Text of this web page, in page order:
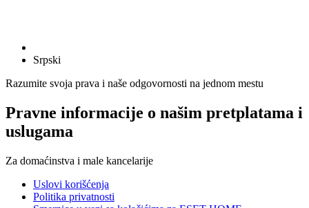
Srpski
Razumite svoja prava i naše odgovornosti na jednom mestu
Pravne informacije o našim pretplatama i
uslugama
Za domaćinstva i male kancelarije
Uslovi korišćenja
Politika privatnosti